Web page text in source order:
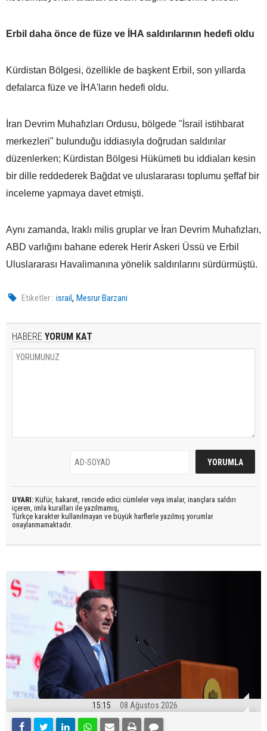
Erbil daha önce de füze ve İHA saldırılarının hedefi oldu
Kürdistan Bölgesi, özellikle de başkent Erbil, son yıllarda
defalarca füze ve İHA'ların hedefi oldu.
İran Devrim Muhafızları Ordusu, bölgede "İsrail istihbarat
merkezleri" bulunduğu iddiasıyla doğrudan saldırılar
düzenlerken; Kürdistan Bölgesi Hükümeti bu iddiaları kesin
bir dille reddederek Bağdat ve uluslararası toplumu şeffaf bir
inceleme yapmaya davet etmişti.
Aynı zamanda, Iraklı milis gruplar ve İran Devrim Muhafızları,
ABD varlığını bahane ederek Herir Askeri Üssü ve Erbil
Uluslararası Havalimanına yönelik saldırılarını sürdürmüştü.
Etiketler : israil,Mesrur Barzani
HABERE YORUM KAT
UYARI: Küfür, hakaret, rencide edici cümleler veya imalar, inançlara saldırı
içeren, imla kuralları ile yazılmamış,
Türkçe karakter kullanılmayan ve büyük harflerle yazılmış yorumlar
onaylanmamaktadır.
15:15 08 Ağustos 2026